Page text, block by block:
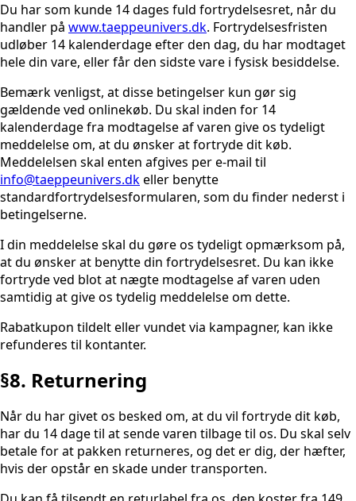
Du har som kunde 14 dages fuld fortrydelsesret, når du
handler på www.taeppeunivers.dk. Fortrydelsesfristen
udløber 14 kalenderdage efter den dag, du har modtaget
hele din vare, eller får den sidste vare i fysisk besiddelse.
Bemærk venligst, at disse betingelser kun gør sig
gældende ved onlinekøb. Du skal inden for 14
kalenderdage fra modtagelse af varen give os tydeligt
meddelelse om, at du ønsker at fortryde dit køb.
Meddelelsen skal enten afgives per e-mail til
info@taeppeunivers.dkeller benytte
standardfortrydelsesformularen, som du finder nederst i
betingelserne.
I din meddelelse skal du gøre os tydeligt opmærksom på,
at du ønsker at benytte din fortrydelsesret. Du kan ikke
fortryde ved blot at nægte modtagelse af varen uden
samtidig at give os tydelig meddelelse om dette.
Rabatkupon tildelt eller vundet via kampagner, kan ikke
refunderes til kontanter.
§8. Returnering
Når du har givet os besked om, at du vil fortryde dit køb,
har du 14 dage til at sende varen tilbage til os. Du skal selv
betale for at pakken returneres, og det er dig, der hæfter,
hvis der opstår en skade under transporten.